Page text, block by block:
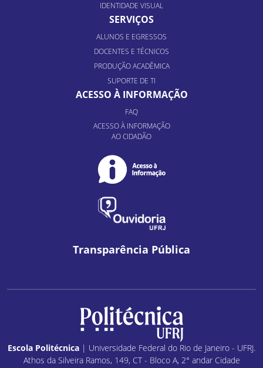
IDENTIDADE VISUAL
SERVIÇOS
ALUNOS E EGRESSOS
DOCENTES E TÉCNICOS
PRODUÇÃO ACADÊMICA
SUPORTE DE TI
ACESSO À INFORMAÇÃO
FAQ
ACESSO À INFORMAÇÃO
AO CIDADÃO
Transparência Pública
Escola Politécnica | Universidade Federal do Rio de Janeiro - UFRJ.
Athos da Silveira Ramos, 149, CT - Bloco A, 2° andar Cidade